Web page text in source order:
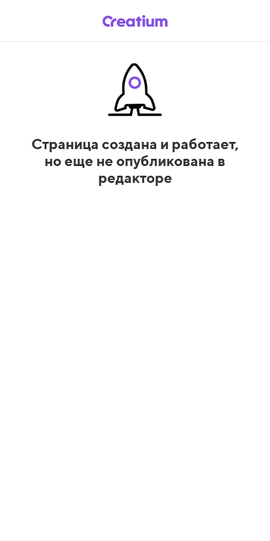
Страница создана и работает,
но еще не опубликована в
редакторе